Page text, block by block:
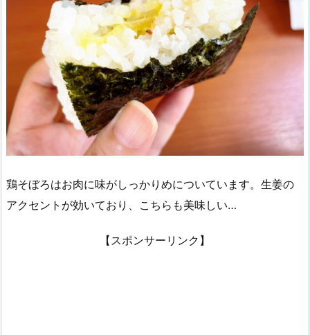
鶏そぼろはお肉に味がしっかりめについています。生姜の
アクセントが効いており、こちらも美味しい…
【スポンサーリンク】